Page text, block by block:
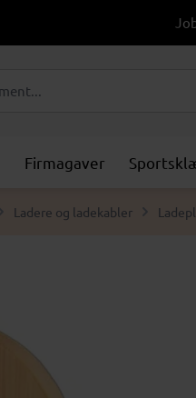
Firmagaver
Ladere og ladekabler